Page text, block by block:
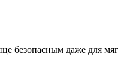
безопасным даже для